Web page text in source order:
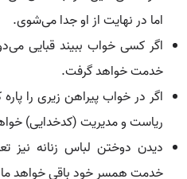
اما در نهایت از او جدا می‌شوی.
اگر کسی خواب ببیند قبایی
خدمت خواهد گرفت.
اگر در خواب پیراهن زیری را
ریاست و مدیریت (کدخدایی)
دیدن دوختن لباس زنانه نیز
خدمت همسر خود باقی خواهد